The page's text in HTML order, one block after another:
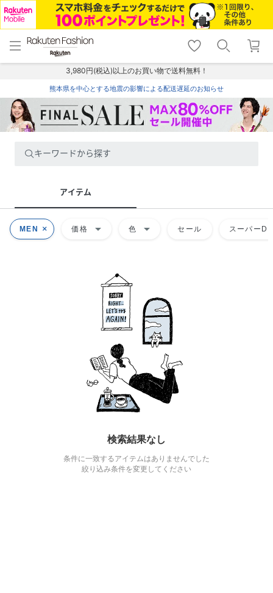
menu home
トップ
shopping_cart lock_outline
ログイン
3,980円(税込)以上のお買い物で送料無料！
熊本県を中心とする地震の影響による配送遅延のお知らせ
キーワードから探す
アイテム
MEN 価格 arrow_drop_down 色 arrow_drop_down セール スーパー
検索結果なし
条件に一致するアイテムはありませんでした
絞り込み条件を変更してください